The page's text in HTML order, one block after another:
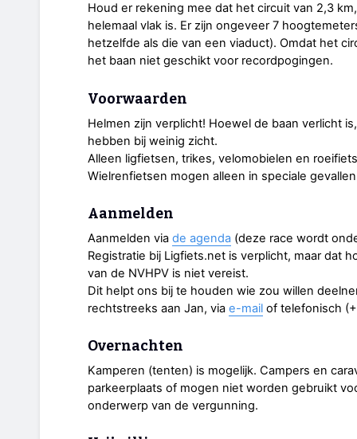
Houd er rekening mee dat het circuit van 2,3
helemaal vlak is. Er zijn ongeveer 7
hetzelfde als die van een viaduct). Omdat het
het baan niet geschikt voor recordpogingen.
Voorwaarden
Helmen zijn verplicht! Hoewel de baan verlicht
hebben bij weinig zicht.
Alleen ligfietsen, trikes, velomobielen en
Wielrenfietsen mogen alleen in speciale
Aanmelden
Aanmelden via de agenda (deze race wordt
Registratie bij Ligfiets.net is verplicht, maar dat
van de NVHPV is niet vereist.
Dit helpt ons bij te houden wie zou willen
rechtstreeks aan Jan, via e-mail of telefonisch
Overnachten
Kamperen (tenten) is mogelijk. Campers en
parkeerplaats of mogen niet worden gebruikt
onderwerp van de vergunning.